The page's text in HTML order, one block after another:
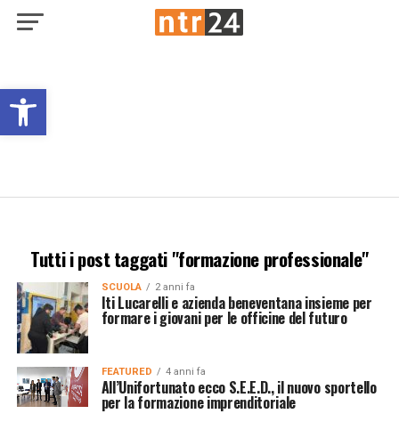
Open toolbar
Tutti i post taggati "formazione professionale"
SCUOLA 2 anni fa
Iti Lucarelli e azienda beneventana insieme per
formare i giovani per le officine del futuro
FEATURED 4 anni fa
All’Unifortunato ecco S.E.E.D., il nuovo sportello
per la formazione imprenditoriale